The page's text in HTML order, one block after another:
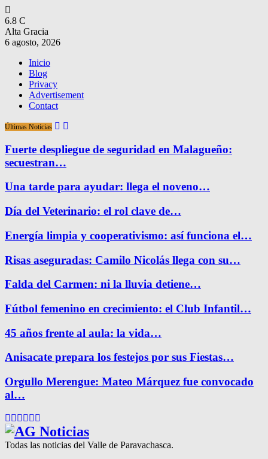
6.8 C
Alta Gracia
6 agosto, 2026
Inicio
Blog
Privacy
Advertisement
Contact
Últimas Noticias
Fuerte despliegue de seguridad en Malagueño:
secuestran…
Una tarde para ayudar: llega el noveno…
Día del Veterinario: el rol clave de…
Energía limpia y cooperativismo: así funciona el…
Risas aseguradas: Camilo Nicolás llega con su…
Falda del Carmen: ni la lluvia detiene…
Fútbol femenino en crecimiento: el Club Infantil…
45 años frente al aula: la vida…
Anisacate prepara los festejos por sus Fiestas…
Orgullo Merengue: Mateo Márquez fue convocado
al…
Facebook
Twitter
Instagram
Pinterest
Google
Todas las noticias del Valle de Paravachasca.